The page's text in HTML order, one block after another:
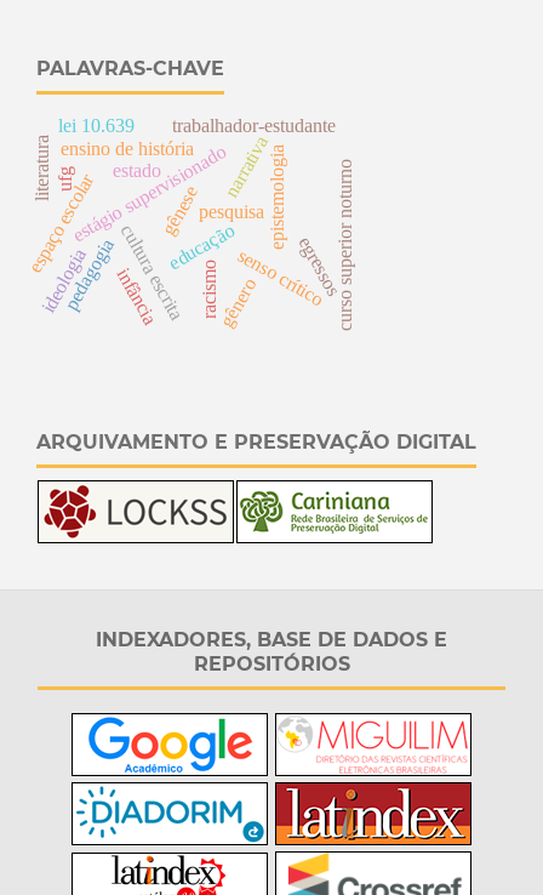
PALAVRAS-CHAVE
narrativa
cultura escrita
epistemologia
pesquisa
educaçãosenso crítico
estágio supervisionado curso superior noturno
trabalhador-estudante
pedagogia
ensino de história
gênese
espaço escolar
ideologia
estado
ufg
infância
literatura
lei 10.639
racismogênero
egressos
ARQUIVAMENTO E PRESERVAÇÃO DIGITAL
INDEXADORES, BASE DE DADOS E
REPOSITÓRIOS